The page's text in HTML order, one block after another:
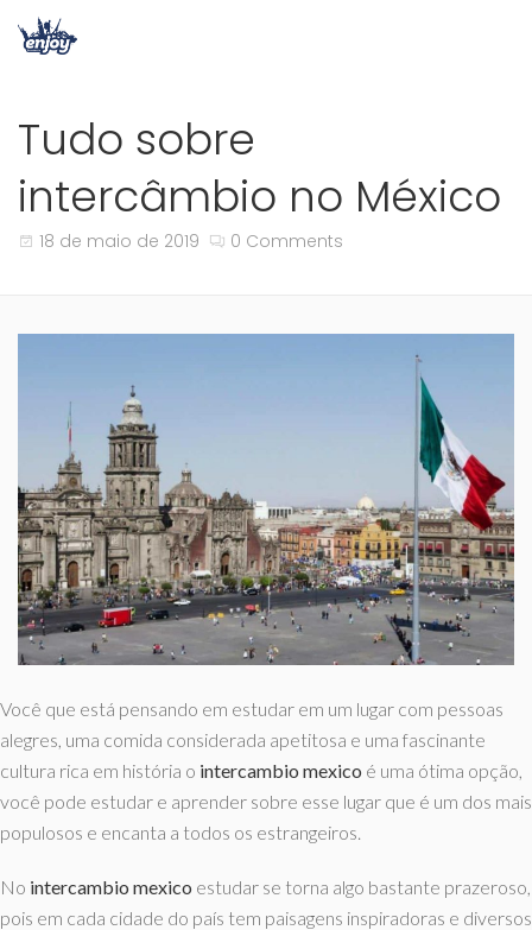
Tudo sobre
intercâmbio no México
18 de maio de 2019 0 Comments
Você que está pensando em estudar em um lugar com pessoas
alegres, uma comida considerada apetitosa e uma fascinante
cultura rica em história o intercambio mexico é uma ótima opção,
você pode estudar e aprender sobre esse lugar que é um dos mais
populosos e encanta a todos os estrangeiros.
No intercambio mexico estudar se torna algo bastante prazeroso,
pois em cada cidade do país tem paisagens inspiradoras e diversos